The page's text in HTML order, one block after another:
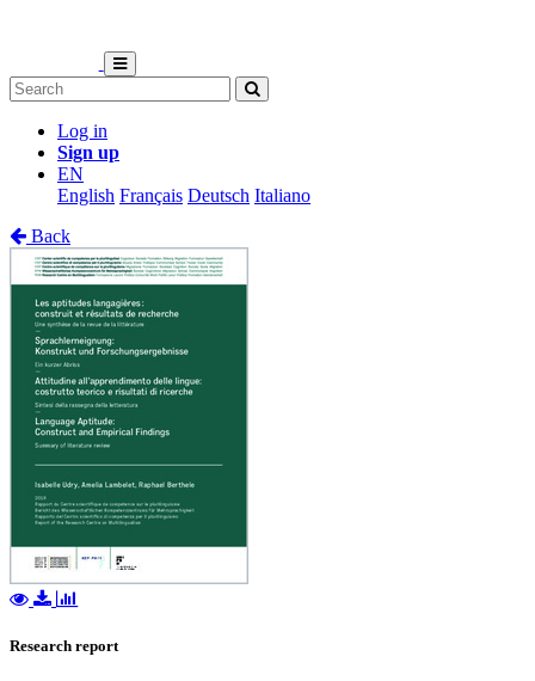
Log in
Sign up
EN
English Français Deutsch Italiano
Back
Research report